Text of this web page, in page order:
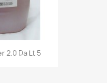
2.0 Da Lt 5